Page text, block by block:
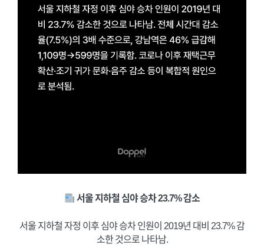
서울 지하철 심야 승차 23.7% 감소
서울 지하철 자정 이후 심야 승차 인원이 2019년 대비 23.7% 감
소한 것으로 나타남.